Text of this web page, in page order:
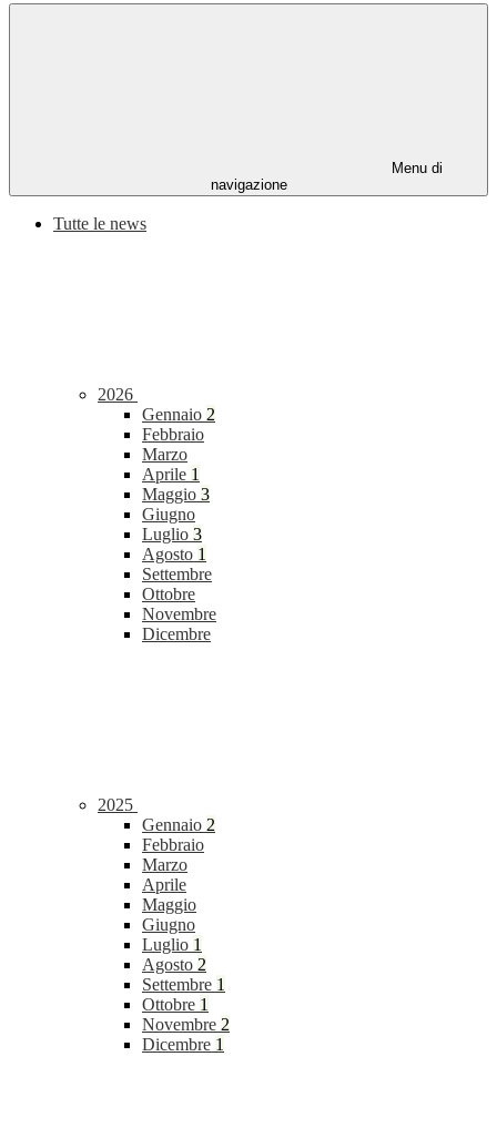
Menu di
navigazione
Tutte le news
2026
Gennaio 2
Febbraio
Marzo
Aprile 1
Maggio 3
Giugno
Luglio 3
Agosto 1
Settembre
Ottobre
Novembre
Dicembre
2025
Gennaio 2
Febbraio
Marzo
Aprile
Maggio
Giugno
Luglio 1
Agosto 2
Settembre 1
Ottobre 1
Novembre 2
Dicembre 1